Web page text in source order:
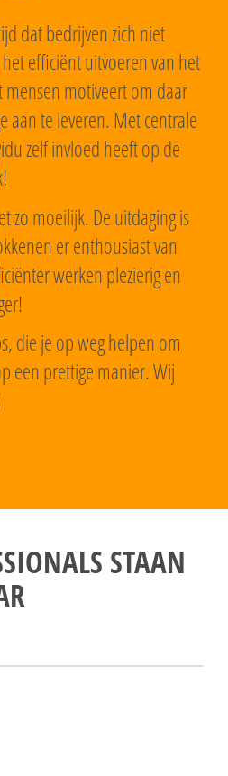
dat bedrijven zich niet
efficiëntuitvoeren van het
motiveertom daar
aan te leveren. Met centrale
zelf invloed heeft op de
zo moeilijk. De uitdaging is
er enthousiast van
werken plezierig en
die je op weg helpen om
een prettige manier. Wij
STAAN